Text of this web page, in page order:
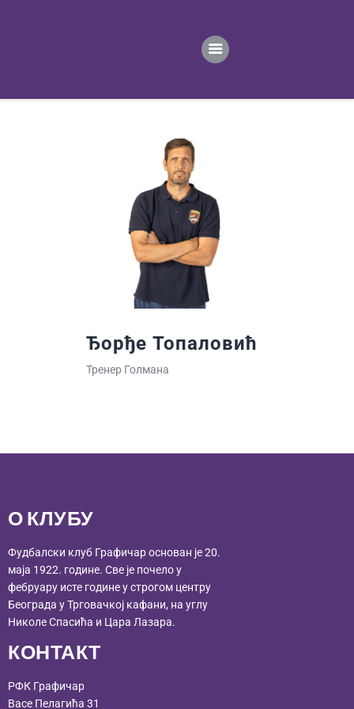
ПРОДАВНИЦА
Ђорђе Топаловић
Тренер Голмана
О КЛУБУ
Фудбалски клуб Графичар основан је 20.
маја 1922. године. Све је почело у
фебруару исте године у строгом центру
Београда у Трговачкој кафани, на углу
Николе Спасића и Цара Лазара.
КОНТАКТ
РФК Графичар
Васе Пелагића 31